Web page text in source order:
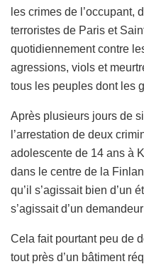
les crimes de l’occupant,
terroristes de Paris et
quotidiennement contre
agressions, viols et
tous les peuples dont les
Après plusieurs jours de
l’arrestation de deux
adolescente de 14 ans à
dans le centre de la
qu’il s’agissait bien d’un
s’agissait d’un
Cela fait pourtant peu de
tout près d’un bâtiment